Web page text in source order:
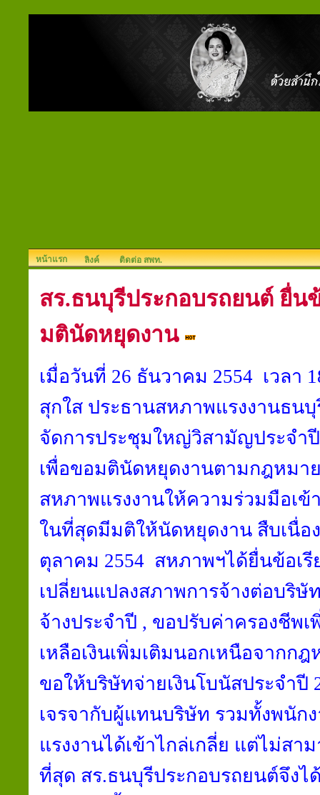
หน้าแรก ลิงค์ ติดต่อ สพท.
สร.ธนบุรีประกอบรถยนต์ ยื่น
มตินัดหยุดงาน
เมื่อวันที่ 26 ธันวาคม 2554 เวลา
สุกใส ประธานสหภาพแรงงานธน
จัดการประชุมใหญ่วิสามัญประจำ
เพื่อขอมตินัดหยุดงานตามกฎหมา
สหภาพแรงงานให้ความร่วมมือเ
ในที่สุดมีมติให้นัดหยุดงาน สืบเนื่อ
ตุลาคม 2554 สหภาพฯได้ยื่นข้อเรี
เปลี่ยนแปลงสภาพการจ้างต่อบริษั
จ้างประจำปี , ขอปรับค่าครองชีพ
เหลือเงินเพิ่มเติมนอกเหนือจากก
ขอให้บริษัทจ่ายเงินโบนัสประจำปี
เจรจากับผู้แทนบริษัท รวมทั้งพนัก
แรงงานได้เข้าไกล่เกลี่ย แต่ไม่ส
ที่สุด สร.ธนบุรีประกอบรถยนต์จึง